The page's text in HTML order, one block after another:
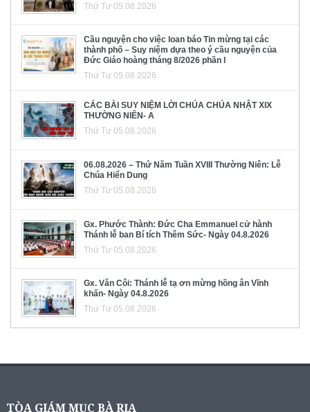
Thứ Tư 05.08.2026
Cầu nguyện cho việc loan báo Tin mừng tại các
thành phố – Suy niệm dựa theo ý cầu nguyện của
Đức Giáo hoàng tháng 8/2026 phần I
Thứ Tư 05.08.2026
CÁC BÀI SUY NIỆM LỜI CHÚA CHÚA NHẬT XIX
THƯỜNG NIÊN- A
Thứ Tư 05.08.2026
06.08.2026 – Thứ Năm Tuần XVIII Thường Niên: Lễ
Chúa Hiển Dung
Thứ Tư 05.08.2026
Gx. Phước Thành: Đức Cha Emmanuel cử hành
Thánh lễ ban Bí tích Thêm Sức- Ngày 04.8.2026
Thứ Tư 05.08.2026
Gx. Văn Côi: Thánh lễ tạ ơn mừng hồng ân Vĩnh
khấn- Ngày 04.8.2026
Thứ Tư 05.08.2026
TÒA GIÁM MỤC BÀ RỊA